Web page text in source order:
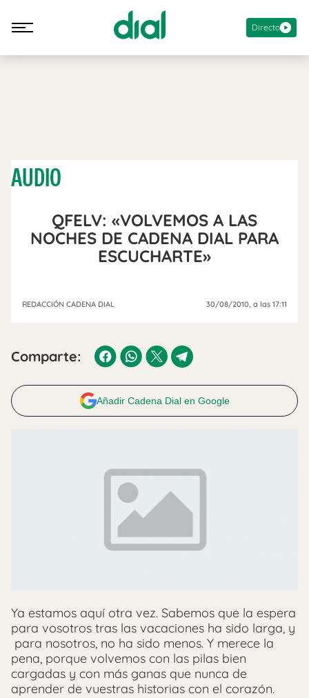
Directo
AUDIO
QFELV: «VOLVEMOS A LAS
NOCHES DE CADENA DIAL PARA
ESCUCHARTE»
REDACCIÓN CADENA DIAL 30/08/2010, a las 17:11
Comparte:
Añadir Cadena Dial en Google
Ya estamos aquí otra vez. Sabemos que la espera
para vosotros tras las vacaciones ha sido larga, y
para nosotros, no ha sido menos. Y merece la
pena, porque volvemos con las pilas bien
cargadas y con más ganas que nunca de
aprender de vuestras historias con el corazón.